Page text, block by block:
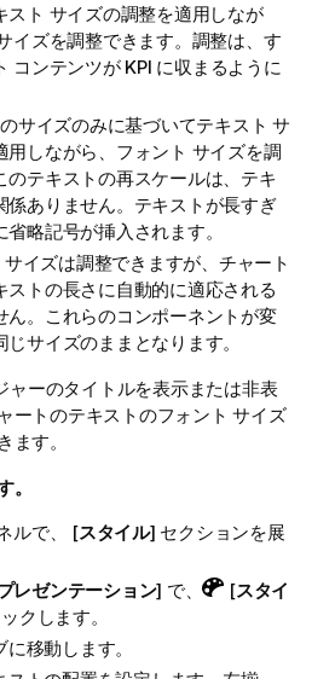
スト サイズの調整を適用しなが
イズを調整できます。調整は、す
コンテンツが KPI に収まるように
サイズのみに基づいてテキスト サ
用しながら、フォント サイズを調
のテキストの再スケールは、テキ
係ありません。テキストが長すぎ
略記号が挿入されます。
サイズは調整できますが、チャート
ストの長さに自動的に適応される
ん。これらのコンポーネントが変
サイズのままとなります。
ャーのタイトルを表示または非表
ートのテキストのフォント サイズ
ます。
ルで、 [スタイル] セクションを展
レゼンテーション] で、 [スタイ
クします。
に移動します。